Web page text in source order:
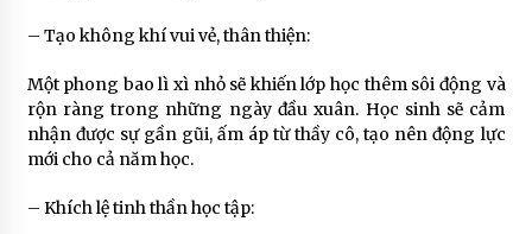
– Tạo không khí vui vẻ, thân thiện:
Một phong bao lì xì nhỏ sẽ khiến lớp học thêm sôi động và
rộn ràng trong những ngày đầu xuân. Học sinh sẽ cảm
nhận được sự gần gũi, ấm áp từ thầy cô, tạo nên động lực
mới cho cả năm học.
– Khích lệ tinh thần học tập: